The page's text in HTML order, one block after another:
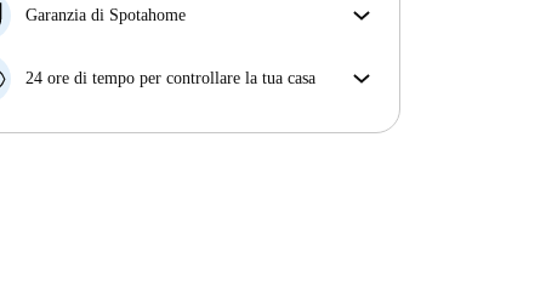
Garanzia di Spotahome
con breve preavviso, noi A) ti pagheremo un hotel e
B) ti rimborseremo totalmente
24 ore di tempo per controllare la tua casa